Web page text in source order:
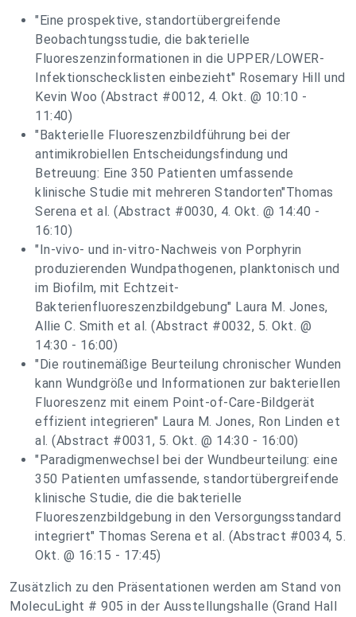
"Eine prospektive, standortübergreifende
Beobachtungsstudie, die bakterielle
Fluoreszenzinformationen in die UPPER/LOWER-
Infektionschecklisten einbezieht" Rosemary Hill und
Kevin Woo (Abstract #0012, 4. Okt. @ 10:10 -
11:40)
"Bakterielle Fluoreszenzbildführung bei der
antimikrobiellen Entscheidungsfindung und
Betreuung: Eine 350 Patienten umfassende
klinische Studie mit mehreren Standorten"Thomas
Serena et al. (Abstract #0030, 4. Okt. @ 14:40 -
16:10)
"In-vivo- und in-vitro-Nachweis von Porphyrin
produzierenden Wundpathogenen, planktonisch und
im Biofilm, mit Echtzeit-
Bakterienfluoreszenzbildgebung" Laura M. Jones,
Allie C. Smith et al. (Abstract #0032, 5. Okt. @
14:30 - 16:00)
"Die routinemäßige Beurteilung chronischer Wunden
kann Wundgröße und Informationen zur bakteriellen
Fluoreszenz mit einem Point-of-Care-Bildgerät
effizient integrieren" Laura M. Jones, Ron Linden et
al. (Abstract #0031, 5. Okt. @ 14:30 - 16:00)
"Paradigmenwechsel bei der Wundbeurteilung: eine
350 Patienten umfassende, standortübergreifende
klinische Studie, die die bakterielle
Fluoreszenzbildgebung in den Versorgungsstandard
integriert" Thomas Serena et al. (Abstract #0034, 5.
Okt. @ 16:15 - 17:45)
Zusätzlich zu den Präsentationen werden am Stand von
MolecuLight # 905 in der Ausstellungshalle (Grand Hall